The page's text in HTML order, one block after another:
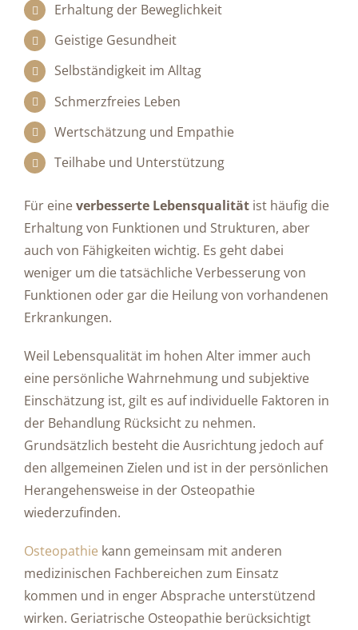
Erhaltung der Beweglichkeit
Geistige Gesundheit
Selbständigkeit im Alltag
Schmerzfreies Leben
Wertschätzung und Empathie
Teilhabe und Unterstützung
Für eineverbesserte Lebensqualität ist häufig die
Erhaltung von Funktionen und Strukturen, aber
auch von Fähigkeiten wichtig. Es geht dabei
weniger um die tatsächliche Verbesserung von
Funktionen oder gar die Heilung von vorhandenen
Erkrankungen.
Weil Lebensqualität im hohen Alter immer auch
eine persönliche Wahrnehmung und subjektive
Einschätzung ist, gilt es auf individuelle Faktoren in
der Behandlung Rücksicht zu nehmen.
Grundsätzlich besteht die Ausrichtung jedoch auf
den allgemeinen Zielen und ist in der persönlichen
Herangehensweise in der Osteopathie
wiederzufinden.
Osteopathie kann gemeinsam mit anderen
medizinischen Fachbereichen zum Einsatz
kommen und in enger Absprache unterstützend
wirken. Geriatrische Osteopathie berücksichtigt